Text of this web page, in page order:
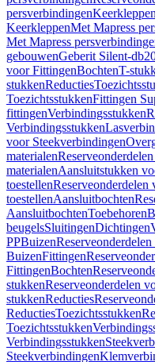
persverbindingenKeerkleppen
KeerkleppenMet Mapress
Met Mapress
gebouwenGeberit Silent-
voor FittingenBochtenT-
stukkenReducties
ToezichtsstukkenFittingen
fittingenVerbindingsstukken
Verbindingsstukken
voor Steekverbindingen
materialen
materialenAansluitstukken
toestellen
toestellenAansluitbochten
AansluitbochtenToebehoren
beugelsSluitingenDichtingen
PPBuizen
BuizenFittingen
FittingenBochten
stukkenReserveonderdelen
stukkenReducties
ReductiesToezichtsstukken
Toezichtsstukken
Verbindingsstukken
Steekverbindingen